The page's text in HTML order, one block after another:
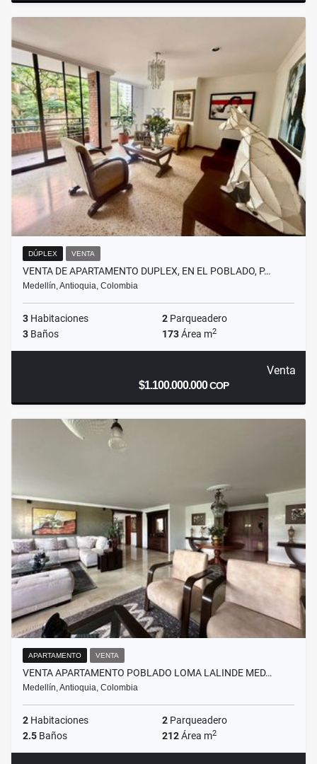
DÚPLEX VENTA
VENTA DE APARTAMENTO DUPLEX, EN EL POBLADO, P…
Medellín, Antioquia, Colombia
3 Habitaciones 2 Parqueadero
3 Baños 173Área m2
Venta
$1.100.000.000COP
APARTAMENTO VENTA
VENTA APARTAMENTO POBLADO LOMA LALINDE MED…
Medellín, Antioquia, Colombia
2 Habitaciones 2 Parqueadero
2.5 Baños 212Área m2